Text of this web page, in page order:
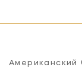
Американский